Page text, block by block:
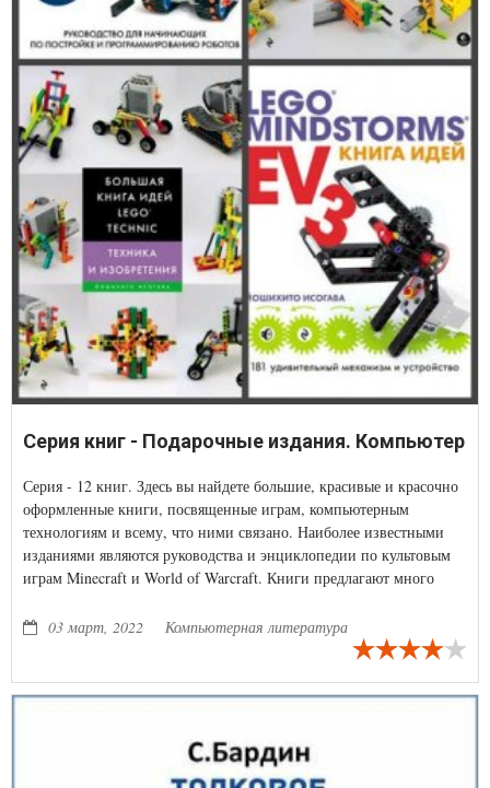
Серия книг - Подарочные издания. Компьютер
Серия - 12 книг. Здесь вы найдете большие, красивые и красочно
оформленные книги, посвященные играм, компьютерным
технологиям и всему, что ними связано. Наиболее известными
изданиями являются руководства и энциклопедии по культовым
играм Minecraft и World of Warcraft. Книги предлагают много
LEGO. Каждая модель иллюстрирует простые механические
принципы, которые вы сможете использовать при сборке
03 март, 2022 Компьютерная литература